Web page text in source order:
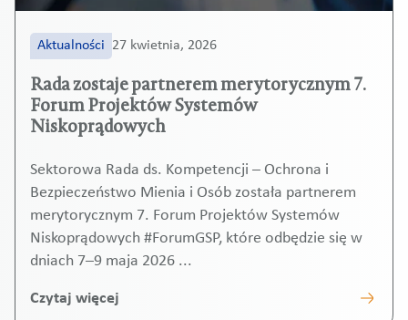
Aktualności 27 kwietnia, 2026
Rada zostaje partnerem merytorycznym 7.
Forum Projektów Systemów
Niskoprądowych
Sektorowa Rada ds. Kompetencji – Ochrona i
Bezpieczeństwo Mienia i Osób została partnerem
merytorycznym 7. Forum Projektów Systemów
Niskoprądowych #ForumGSP, które odbędzie się w
dniach 7–9 maja 2026 ...
Czytaj więcej